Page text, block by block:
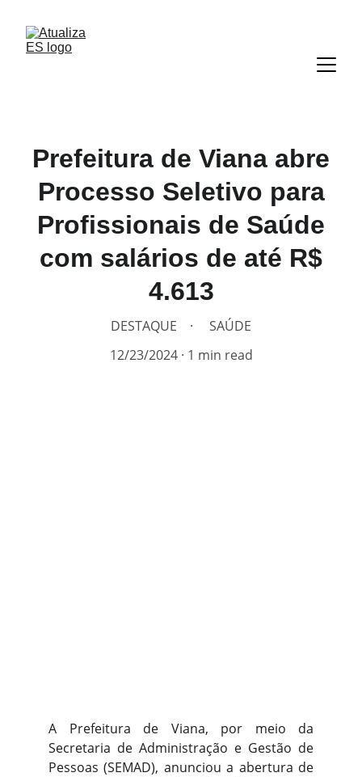
Prefeitura de Viana abre
Processo Seletivo para
Profissionais de Saúde
com salários de até R$
4.613
DESTAQUE
SAÚDE
12/23/2024
1 min read
A Prefeitura de Viana, por meio da
Secretaria de Administração e Gestão de
Pessoas (SEMAD), anunciou a abertura de